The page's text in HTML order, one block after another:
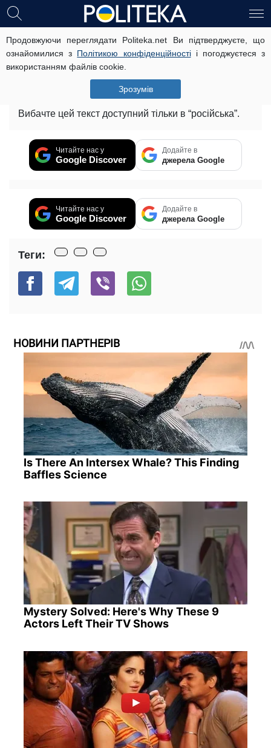
Продовжуючи переглядати Politeka.net Ви підтверджуєте, що
ознайомилися з Політикою конфіденційностіі погоджуєтеся з
використанням файлів cookie.
Зрозумів
НАБУ задержало чиновника
госпредприятия за хищение
«киотских денег»
Вибачте цей текст доступний тільки в “російська”.
Читайте нас у
Google Discover
Додайте в
джерела Google
Читайте нас у
Google Discover
Додайте в
джерела Google
Теги:
НОВИНИ ПАРТНЕРІВ
Is There An Intersex Whale? This Finding
Baffles Science
Mystery Solved: Here's Why These 9
Actors Left Their TV Shows